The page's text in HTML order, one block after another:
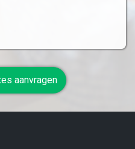
aanvragen